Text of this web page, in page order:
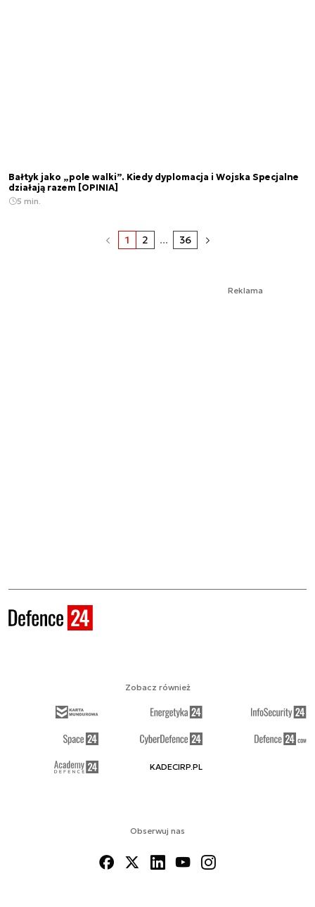
Bałtyk jako „pole walki”. Kiedy dyplomacja i Wojska Specjalne
działają razem [OPINIA]
5 min.
1 2 ... 36
Reklama
Obserwuj nas
Zobacz również
KADECIRP.PL